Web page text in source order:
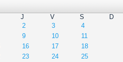
J V S
D
2 3
4
9 10
11
16 17
18
23 24 25